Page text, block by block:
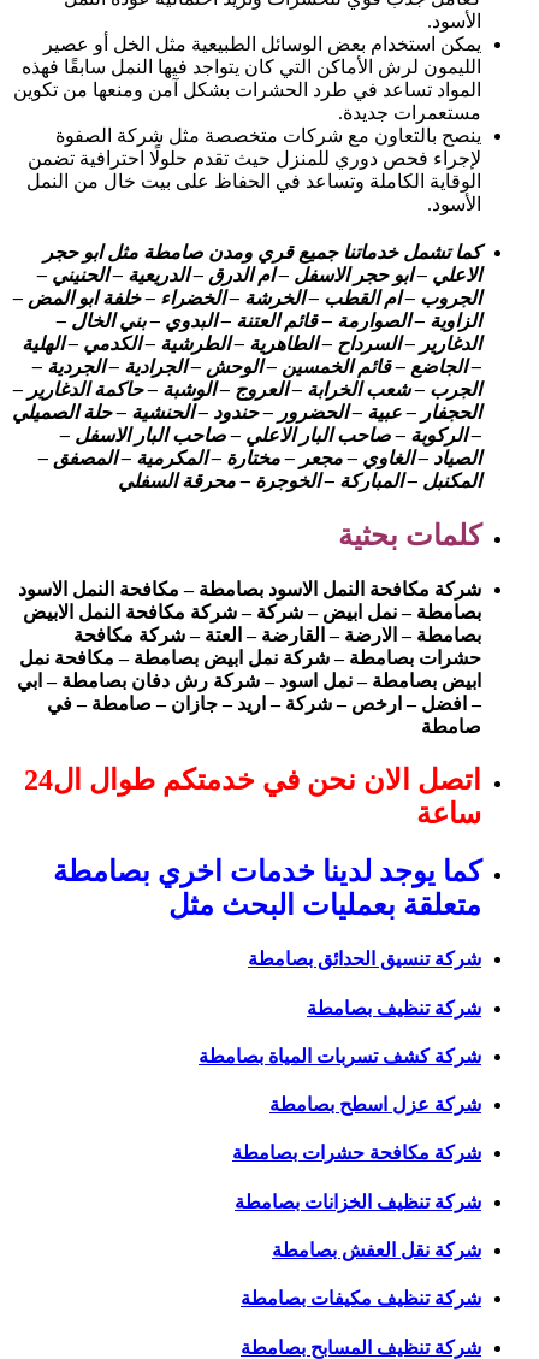
الأسود.
يمكن استخدام بعض الوسائل الطبيعية مثل الخل أو عصير
الليمون لرش الأماكن التي كان يتواجد فيها النمل سابقًا فهذه
المواد تساعد في طرد الحشرات بشكل آمن ومنعها من تكوين
مستعمرات جديدة.
ينصح بالتعاون مع شركات متخصصة مثل شركة الصفوة
لإجراء فحص دوري للمنزل حيث تقدم حلولًا احترافية تضمن
الوقاية الكاملة وتساعد في الحفاظ على بيت خال من النمل
الأسود.
كما تشمل خدماتنا جميع قري ومدن صامطة مثل ابو حجر
الاعلي – ابو حجر الاسفل – ام الدرق – الدريعية – الحنيني –
الجروب – ام القطب – الخرشة – الخضراء – خلفة ابو المض –
الزاوية – الصوارمة – قائم العتنة – البدوي – بني الخال –
الدغارير – السرداح – الطاهرية – الطرشية – الكدمي – الهلية
– الجاضع – قائم الخمسين – الوحش – الجرادية – الجردية –
الجرب – شعب الخرابة – العروج – الوشبة – حاكمة الدغارير –
الحجفار – عبية – الحضرور – حندود – الحنشية – حلة الصميلي
– الركوبة – صاحب البار الاعلي – صاحب البار الاسفل –
الصياد – الغاوي – مجعر – مختارة – المكرمية – المصفق –
المكنبل – المباركة – الخوجرة – محرقة السفلي
كلمات بحثية
شركة مكافحة النمل الاسود بصامطة – مكافحة النمل الاسود
بصامطة – نمل ابيض – شركة – شركة مكافحة النمل الابيض
بصامطة – الارضة – القارضة – العتة – شركة مكافحة
حشرات بصامطة – شركة نمل ابيض بصامطة – مكافحة نمل
ابيض بصامطة – نمل اسود – شركة رش دفان بصامطة – ابي
– افضل – ارخص – شركة – اريد – جازان – صامطة – في
صامطة
اتصل الان نحن في خدمتكم طوال ال24
ساعة
كما يوجد لدينا خدمات اخري بصامطة
متعلقة بعمليات البحث مثل
شركة تنسيق الحدائق بصامطة
شركة تنظيف بصامطة
شركة كشف تسربات المياة بصامطة
شركة عزل اسطح بصامطة
شركة مكافحة حشرات بصامطة
شركة تنظيف الخزانات بصامطة
شركة نقل العفش بصامطة
شركة تنظيف مكيفات بصامطة
شركة تنظيف المسابح بصامطة